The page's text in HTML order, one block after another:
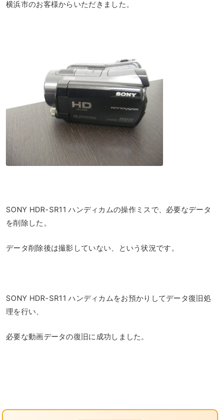
横浜市のお客様からいただきました。
SONY HDR-SR11 ハンディカムの操作ミスで、必要なデータ
を削除した。
データ削除後は撮影していない、という状況です。
SONY HDR-SR11 ハンディカムをお預かりしてデータ復旧処
理を行い、
必要な動画データの復旧に成功しました。